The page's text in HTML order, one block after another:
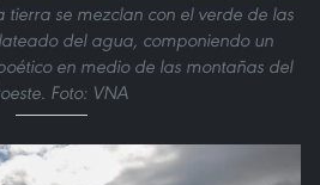
tierra se mezclan con el verde de las
del agua, componiendo un
en medio de las montañas del
Foto: VNA